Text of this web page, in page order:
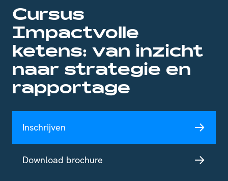
Cursus
Impactvolle
ketens: van inzicht
naar strategie en
rapportage
Inschrijven
Download brochure